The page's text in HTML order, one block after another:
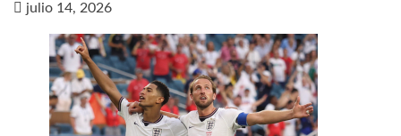
julio 14, 2026